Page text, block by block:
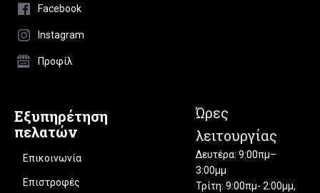
Facebook
Instagram
Προφίλ
Εξυπηρέτηση
πελατών
Επικοινωνία
Επιστροφές
Ώρες
λειτουργίας
Δευτέρα: 9:00πμ–
3:00μμ
Τρίτη: 9:00πμ- 2:00μμ,